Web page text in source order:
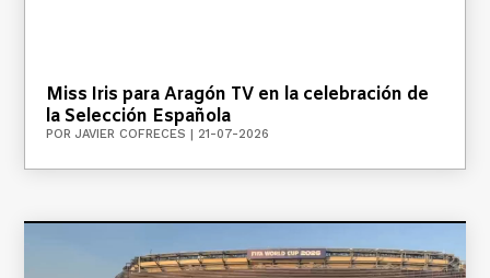
Miss Iris para Aragón TV en la celebración de
la Selección Española
PORJAVIER COFRECES 21-07-2026